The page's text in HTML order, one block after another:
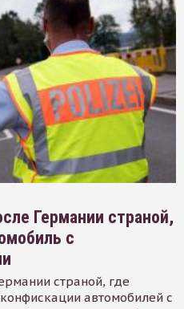
Германии страной,
с
страной, где
автомобилей с